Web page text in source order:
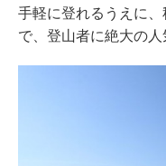
手軽に登れるうえに
で、登山者に絶大の人